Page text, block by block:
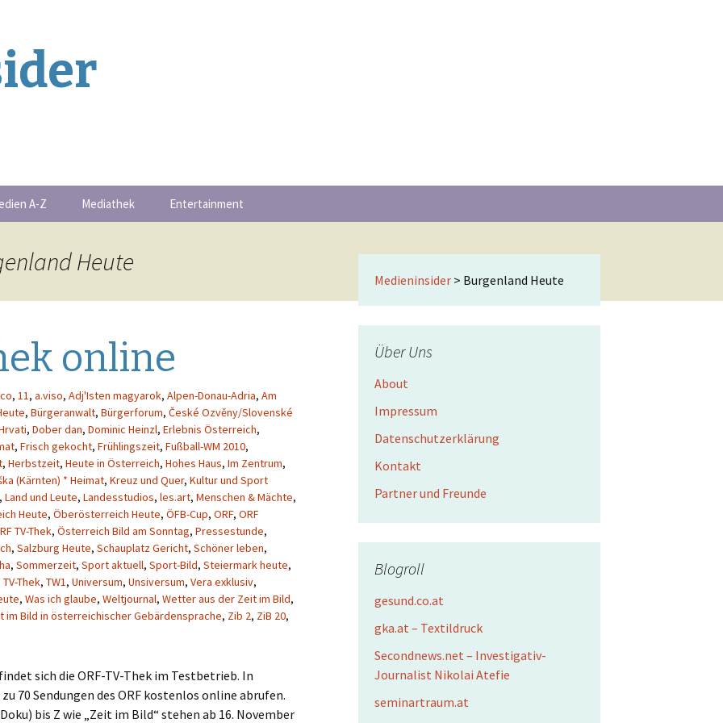
A-Z Mediathek Entertainment
Gametipps
Musikschmankerl
Heute
online
, 11, a.viso, Adj'Isten magyarok, Alpen-Donau-Adria, Am
, Bürgeranwalt, Bürgerforum, České Ozvěny/Slovenské
, Dober dan, Dominic Heinzl, Erlebnis Österreich,
, Frisch gekocht, Frühlingszeit, Fußball-WM 2010,
, Herbstzeit, Heute in Österreich, Hohes Haus, Im Zentrum,
(Kärnten) * Heimat, Kreuz und Quer, Kultur und Sport
, Land und Leute, Landesstudios, les.art, Menschen & Mächte,
Heute, Öberösterreich Heute, ÖFB-Cup, ORF, ORF
TV-Thek, Österreich Bild am Sonntag, Pressestunde,
, Salzburg Heute, Schauplatz Gericht, Schöner leben,
, Sommerzeit, Sport aktuell, Sport-Bild, Steiermark heute,
TV-Thek, TW1, Universum, Unsiversum, Vera exklusiv,
, Was ich glaube, Weltjournal, Wetter aus der Zeit im Bild,
im Bild in österreichischer Gebärdensprache, Zib 2, ZiB 20,
sich die ORF-TV-Thek im Testbetrieb. In
70 Sendungen des ORF kostenlos online abrufen.
bis Z wie „Zeit im Bild“ stehen ab 16. November
Medieninsider > Burgenland Heute
Über Uns
About
Impressum
Datenschutzerklärung
Kontakt
Partner und Freunde
Blogroll
gesund.co.at
gka.at – Textildruck
Secondnews.net – Investigativ-
Journalist Nikolai Atefie
seminartraum.at